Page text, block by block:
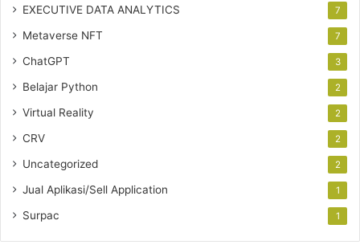
EXECUTIVE DATA ANALYTICS 7
Metaverse NFT 7
ChatGPT 3
Belajar Python 2
Virtual Reality 2
CRV 2
Uncategorized 2
Jual Aplikasi/Sell Application 1
Surpac 1